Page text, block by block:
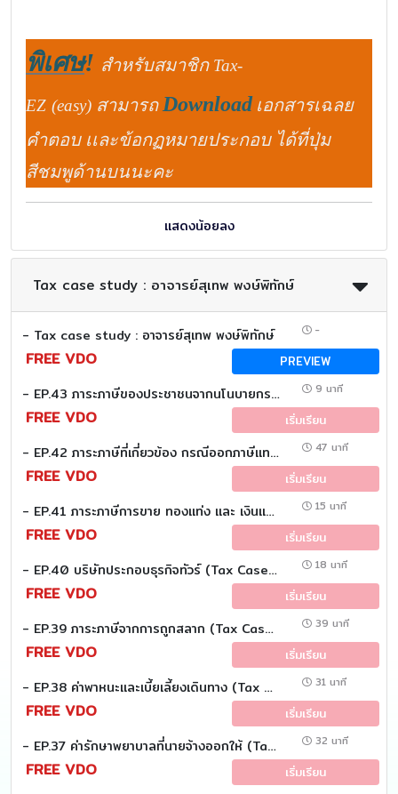
พิเศษ! สำหรับสมาชิก Tax-
EZ (easy) สามารถ Download เอกสารเฉลย
คำตอบ เเละข้อกฏหมายประกอบ ได้ที่ปุ่ม
สีชมพูด้านบนนะคะ
แสดงน้อยลง
Tax case study : อาจารย์สุเทพ พงษ์พิทักษ์
- Tax case study : อาจารย์สุเทพ พงษ์พิทักษ์ -
FREE VDO PREVIEW
- EP.43 ภาระภาษีของประชาชนจากนโนบายกระตุ้นเศรษฐกิจ (Tax Case study) 9 นาที
FREE VDO เริ่มเรียน
- EP.42 ภาระภาษีที่เกี่ยวข้อง กรณีออกภาษีแทนผู้มีเงินได้ (Tax Case study) 47 นาที
FREE VDO เริ่มเรียน
- EP.41 ภาระภาษีการขาย ทองแท่ง และ เงินแท่ง (Tax Case study) 15 นาที
FREE VDO เริ่มเรียน
- EP.40 บริษัทประกอบธุรกิจทัวร์ (Tax Case study) 18 นาที
FREE VDO เริ่มเรียน
- EP.39 ภาระภาษีจากการถูกสลาก (Tax Case study) 39 นาที
FREE VDO เริ่มเรียน
- EP.38 ค่าพาหนะและเบี้ยเลี้ยงเดินทาง (Tax Case study) 31 นาที
FREE VDO เริ่มเรียน
- EP.37 ค่ารักษาพยาบาลที่นายจ้างออกให้ (Tax Case study) 32 นาที
FREE VDO เริ่มเรียน